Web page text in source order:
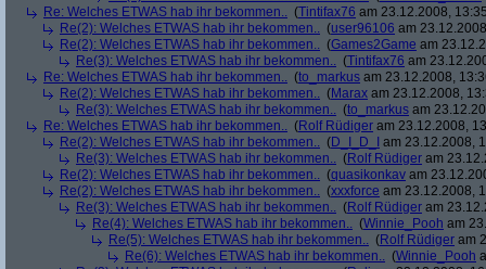
Re: Welches ETWAS hab ihr bekommen.. (Tintifax76 am 23.12.2008,
Re(2): Welches ETWAS hab ihr bekommen.. (user96106 am
Re(2): Welches ETWAS hab ihr bekommen.. (Games2Game am
Re(3): Welches ETWAS hab ihr bekommen.. (Tintifax76 am
Re: Welches ETWAS hab ihr bekommen.. (to_markus am 23.12.2008,
Re(2): Welches ETWAS hab ihr bekommen.. (Marax am 23.12.2008,
Re(3): Welches ETWAS hab ihr bekommen.. (to_markus am
Re: Welches ETWAS hab ihr bekommen.. (Rolf Rüdiger am 23.12.2008,
Re(2): Welches ETWAS hab ihr bekommen.. (D_I_D_I
am 23.12.2008,
Re(3): Welches ETWAS hab ihr bekommen.. (Rolf Rüdiger am
Re(2): Welches ETWAS hab ihr bekommen.. (quasikonkav am
Re(2): Welches ETWAS hab ihr bekommen.. (xxxforce am 23.12.2008,
Re(3): Welches ETWAS hab ihr bekommen.. (Rolf Rüdiger am
Re(4): Welches ETWAS hab ihr bekommen.. (Winnie_Pooh am
Re(5): Welches ETWAS hab ihr bekommen.. (Rolf Rüdiger am
Re(6): Welches ETWAS hab ihr bekommen.. (Winnie_Pooh